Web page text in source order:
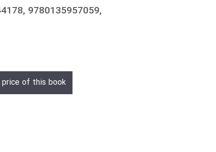
9780135957059,
of this book